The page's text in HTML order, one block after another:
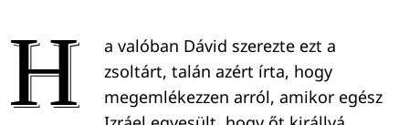
H
a valóban Dávid szerezte ezt a
zsoltárt, talán azért írta, hogy
megemlékezzen arról, amikor egész